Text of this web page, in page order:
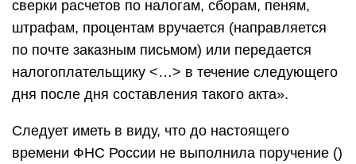
сверки расчетов по налогам, сборам, пеням,
штрафам, процентам вручается (направляется
по почте заказным письмом) или передается
налогоплательщику <…> в течение следующего
дня после дня составления такого акта».
Следует иметь в виду, что до настоящего
времени ФНС России не выполнила поручение ()